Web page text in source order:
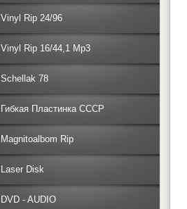
Vinyl Rip 24/96
Vinyl Rip 16/44,1 Mp3
Schellak 78
Гибкая Пластинка СССР
Magnitoalbom Rip
Laser Disk
DVD - AUDIO